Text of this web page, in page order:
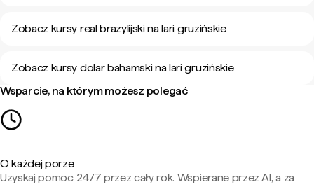
Zobacz kursy real brazylijski na lari gruzińskie
Zobacz kursy dolar bahamski na lari gruzińskie
Wsparcie, na którym możesz polegać
O każdej porze
Uzyskaj pomoc 24/7 przez cały rok. Wspierane przez AI, a za